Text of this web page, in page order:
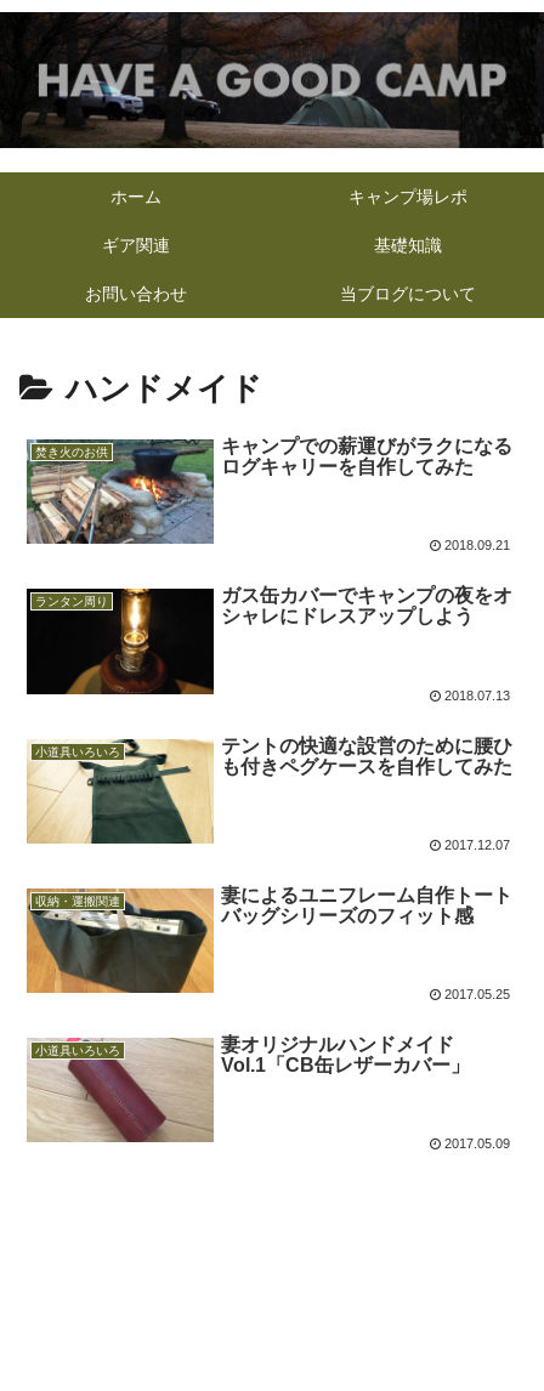
ホーム キャンプ場レポ
ギア関連 基礎知識
お問い合わせ 当ブログについて
ハンドメイド
焚き火のお供
キャンプでの薪運びがラクになる
ログキャリーを自作してみた
2018.09.21
ランタン周り
ガス缶カバーでキャンプの夜をオ
シャレにドレスアップしよう
2018.07.13
小道具いろいろ
テントの快適な設営のために腰ひ
も付きペグケースを自作してみた
2017.12.07
収納・運搬関連
妻によるユニフレーム自作トート
バッグシリーズのフィット感
2017.05.25
小道具いろいろ
妻オリジナルハンドメイド
Vol.1「CB缶レザーカバー」
2017.05.09